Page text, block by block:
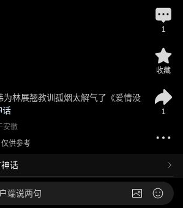
为林展翘教训孤烟太解气了《爱情没
话
安徽
供参考
话
1
收藏
1
端说两句